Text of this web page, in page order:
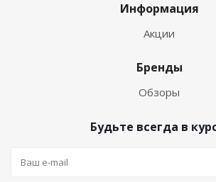
Информация
Акции
Бренды
Обзоры
Будьте всегда в